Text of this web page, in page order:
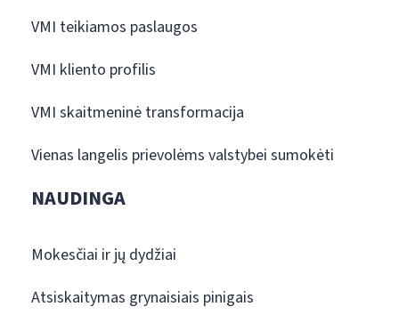
VMI teikiamos paslaugos
VMI kliento profilis
VMI skaitmeninė transformacija
Vienas langelis prievolėms valstybei sumokėti
NAUDINGA
Mokesčiai ir jų dydžiai
Atsiskaitymas grynaisiais pinigais